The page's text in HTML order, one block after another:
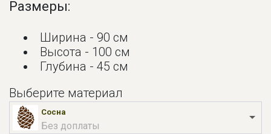
Размеры:
Ширина - 90 см
Высота - 100 см
Глубина - 45 см
Выберите материал
Сосна
Без доплаты